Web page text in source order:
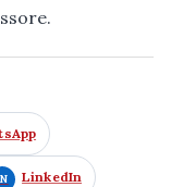
LinkedIn